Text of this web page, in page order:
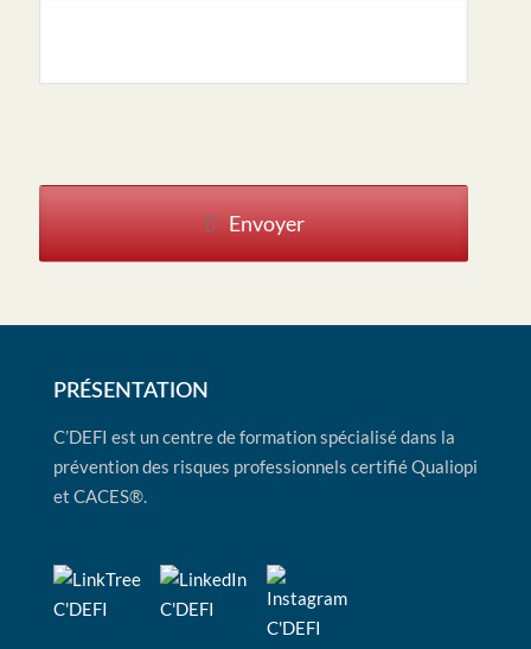
Envoyer
PRÉSENTATION
C’DEFI est un centre de formation spécialisé dans la
prévention des risques professionnels certifié Qualiopi
et CACES®.